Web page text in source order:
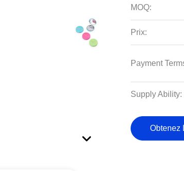
MOQ:
Prix:
Payment
Supply Ability:
Obtenez